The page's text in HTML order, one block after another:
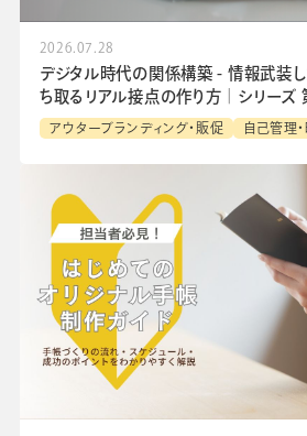
2026.07.28
デジタル時代の関係構築 - 情報武装し
ち取るリアル接点の作り方│シリーズ
アウターブランディング・販促 自己管理